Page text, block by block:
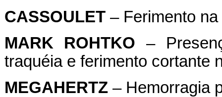
CASSOULET– Ferimento na
MARK ROHTKO –
traquéia e ferimento cortante
MEGAHERTZ– Hemorragia